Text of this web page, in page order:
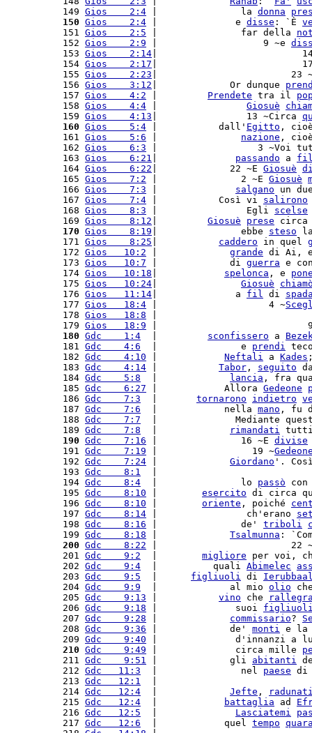
149 Gios    2:4 |               la donna
150 Gios    2:4 |              e disse : `È
151 Gios    2:5 |               far della
152 Gios    2:9 |                   9 ~e
153 Gios    2:14 |                          14
154 Gios    2:17 |                          17
155 Gios    2:23 |                        23
156 Gios    3:12 |             Or dunque
157 Gios    4:2 Prendete tra il
158 Gios    4:4 Giosuè
159 Gios    4:13 |                13 ~Circa
160 Gios    5:4 |           dall' Egitto ,
161 Gios    5:6 nazione ,
162 Gios    6:3 |                  3 ~Voi
163 Gios    6:21 passando a
164 Gios    6:22 |             22 ~E Giosuè
165 Gios    7:2 |               2 ~E Giosuè
166 Gios    7:3 salgano un
167 Gios    7:4 |           Così vi salirono
168 Gios    8:3 |                Egli scelse
169 Gios    8:12 Giosuè prese
170 Gios    8:19 |               ebbe steso
171 Gios    8:25 caddero in quel
172 Gios   10:2 grande di Ai,
173 Gios   10:7 |             di guerra e
174 Gios   10:18 spelonca , e
175 Gios   10:24 Giosuè
176 Gios   11:14 |              a fil di
177 Gios   18:4 |                    4 ~
178 Gios   18:8
179 Gios   18:9 |                           9
180 Gdc    1:4 sconfissero a
181 Gdc    4:6
  |               e
prendi
182 Gdc    4:10 Neftali a Kades
183 Gdc    4:14 Tabor , seguito
184 Gdc    5:8 lancia , fra
185 Gdc    6:27 |            Allora Gedeone
186 Gdc    7:3 tornarono indietro
187 Gdc    7:6
  |            nella
mano , fu
188 Gdc    7:7
|              Mediante
189 Gdc    7:8 rimandati
190 Gdc    7:16 |               16 ~E divise
191 Gdc    7:19 |                 19 ~
192 Gdc    7:24 Giordano '.
193 Gdc    8:1
194 Gdc    8:4
  |               lo
passò
195 Gdc    8:10 esercito di circa
196 Gdc    8:10 oriente , poiché
197 Gdc    8:14 |                ch'erano
198 Gdc    8:16 |               de' triboli
199 Gdc    8:18 Tsalmunna :
200 Gdc    8:22 |                        22
201 Gdc    9:2 migliore per voi,
202 Gdc    9:4
  |          quali
Abimelec
203 Gdc    9:5 figliuoli di
204 Gdc    9:9
  |             al mio
olio
205 Gdc    9:13 vino che
206 Gdc    9:18 |              suoi
207 Gdc    9:28 commissario?
208 Gdc    9:36 |             de' monti e
209 Gdc    9:40 |              d'innanzi a
210 Gdc    9:49 |              circa mille
211 Gdc    9:51 |             gli abitanti
212 Gdc   11:3
  |               nel
paese
213 Gdc   12:1
214 Gdc   12:4 Jefte ,
215 Gdc   12:4 battaglia ad
216 Gdc   12:5 Lasciatemi
217 Gdc   12:6
  |            quel
tempo